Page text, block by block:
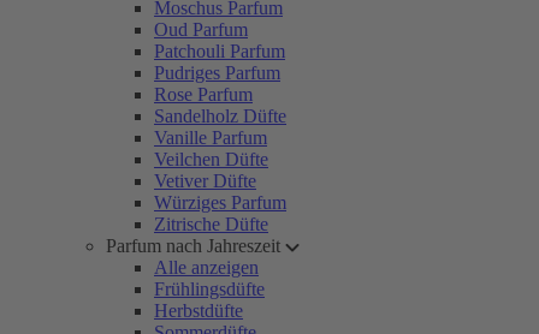
Moschus Parfum
Oud Parfum
Patchouli Parfum
Pudriges Parfum
Rose Parfum
Sandelholz Düfte
Vanille Parfum
Veilchen Düfte
Vetiver Düfte
Würziges Parfum
Zitrische Düfte
Parfum nach Jahreszeit
Alle anzeigen
Frühlingsdüfte
Herbstdüfte